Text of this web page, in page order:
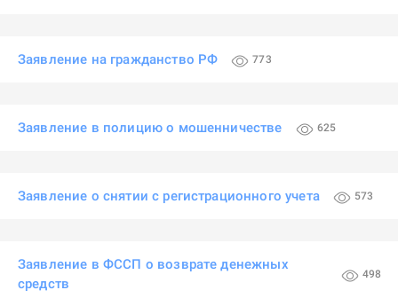
Заявление на гражданство РФ 773
Заявление в полицию о мошенничестве 625
Заявление о снятии с регистрационного учета 573
Заявление в ФССП о возврате денежных
средств
498